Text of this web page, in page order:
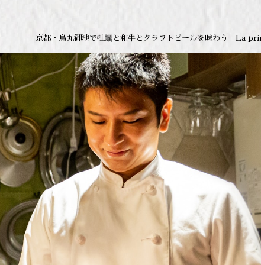
京都・烏丸御池で牡蠣と和牛とクラフトビールを味わう「La